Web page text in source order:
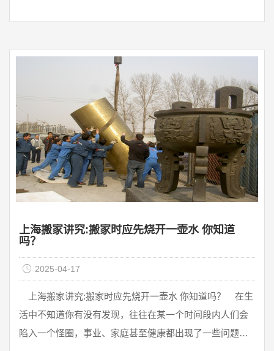
上海搬家讲究:搬家时应先烧开一壶水 你知道
吗？
2025-04-17
上海搬家讲究:搬家时应先烧开一壶水 你知道吗？ 在生
活中不知道你有没有发现，往往在某一个时间段内人们会
陷入一个怪圈，事业、家庭甚至健康都出现了一些问题，